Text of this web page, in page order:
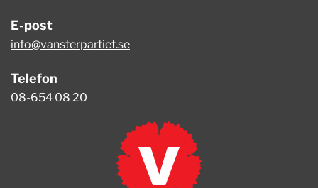
E-post
info@vansterpartiet.se
Telefon
08-654 08 20